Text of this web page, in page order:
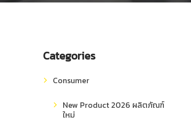
Categories
Consumer
New Product 2026 ผลิตภัณฑ์
ใหม่